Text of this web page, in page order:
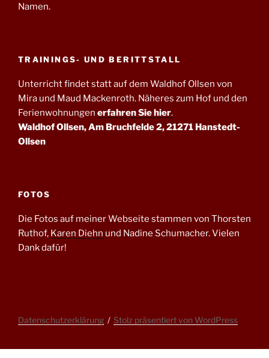
Namen.
TRAININGS- UND BERITTSTALL
Unterricht findet statt auf dem Waldhof Ollsen von
Mira und Maud Mackenroth. Näheres zum Hof und den
Ferienwohnungen erfahren Sie hier.
Waldhof Ollsen, Am Bruchfelde 2, 21271 Hanstedt-
Ollsen
FOTOS
Die Fotos auf meiner Webseite stammen von Thorsten
Ruthof, Karen Diehn und Nadine Schumacher. Vielen
Dank dafür!
Datenschutzerklärung Stolz präsentiert von WordPress